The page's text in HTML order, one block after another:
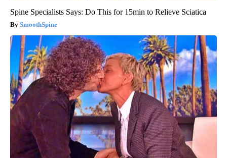
Spine Specialists Says: Do This for 15min to Relieve Sciatica
SmoothSpine